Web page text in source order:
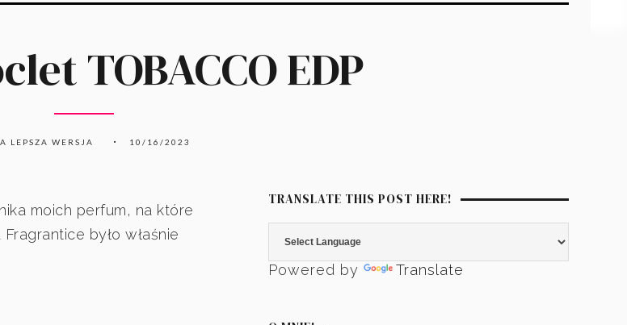
TOBACCO EDP
LEPSZA WERSJA 10/16/2023
moich perfum, na które
było właśnie
TRANSLATE THIS POST HERE!
Powered by Translate